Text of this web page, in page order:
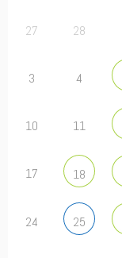
27 28
3 4
10 11
17 18
24 25